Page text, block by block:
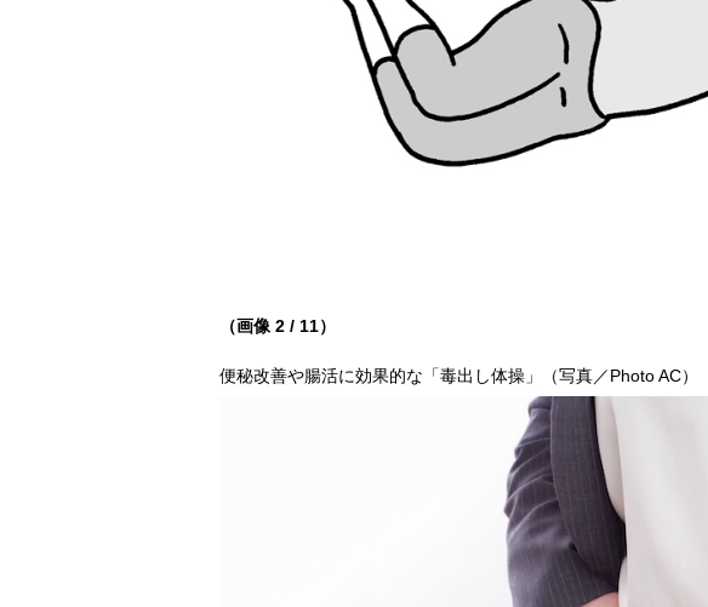
（画像 2 / 11）
便秘改善や腸活に効果的な「毒出し体操」（写真／Photo AC）